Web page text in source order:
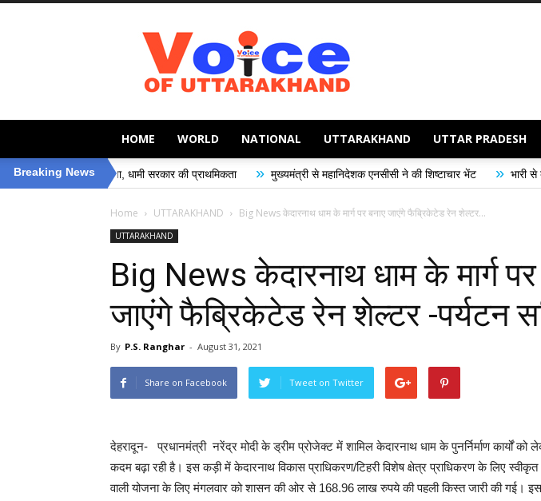
Voice
of
Uttarakhand
HOME WORLD NATIONAL UTTARAKHAND UTTAR PRADESH
Breaking News
सुरक्षा, धामी सरकार की प्राथमिकता » मुख्यमंत्री से महानिदेशक एनसीसी ने की शिष्टाचार भेंट » भारी से बहुत भारी वर्षा की
Home UTTARAKHAND Big News केदारनाथ धाम के मार्ग पर बनाए जाएंगे फैब्रिकेटेड रेन शेल्टर...
UTTARAKHAND
Big News केदारनाथ धाम के मार्ग पर
जाएंगे फैब्रिकेटेड रेन शेल्टर -पर्यटन
By P.S. Ranghar - August 31, 2021
Share on Facebook Tweet on Twitter
देहरादून- प्रधानमंत्री नरेंद्र मोदी के ड्रीम प्रोजेक्ट में शामिल केदारनाथ धाम के पुनर्निर्माण कार्यों
कदम बढ़ा रही है। इस कड़ी में केदारनाथ विकास प्राधिकरण/टिहरी विशेष क्षेत्र प्राधिकरण के लिए
वाली योजना के लिए मंगलवार को शासन की ओर से 168.96 लाख रुपये की पहली किस्त जारी की गई।